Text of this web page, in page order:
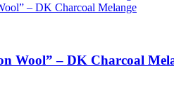
Wool” – DK Charcoal